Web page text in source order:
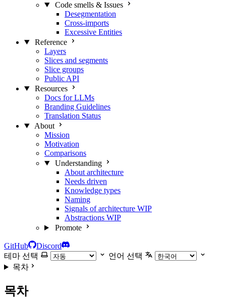
Code smells & Issues
Desegmentation
Cross-imports
Excessive Entities
Reference
Layers
Slices and segments
Slice groups
Public API
Resources
Docs for LLMs
Branding Guidelines
Translation Status
About
Mission
Motivation
Comparisons
Understanding
About architecture
Needs driven
Knowledge types
Naming
Signals of architecture WIP
Abstractions WIP
Promote
GitHub
Discord
테마 선택
언어 선택
목차
목차